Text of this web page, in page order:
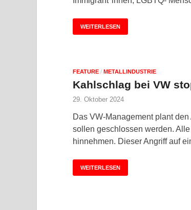
WEITERLESEN
FEATURE / METALLINDUSTRIE
Kahlschlag bei VW
29. Oktober 2024
Das VW-Management plant
sollen geschlossen werden.
hinnehmen. Dieser Angriff auf
WEITERLESEN